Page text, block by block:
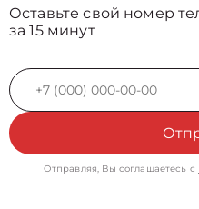
Оставьте свой номер
за 15 минут
Отправляя, Вы соглашаетесь с